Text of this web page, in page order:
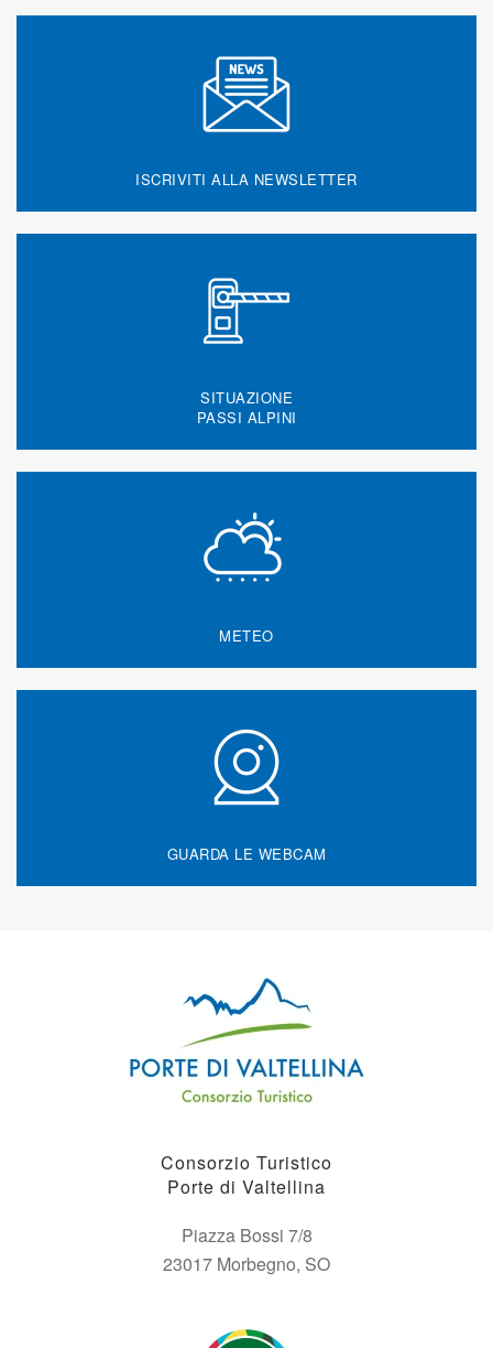
ISCRIVITI ALLA NEWSLETTER
SITUAZIONE
PASSI ALPINI
METEO
GUARDA LE WEBCAM
Consorzio Turistico
Porte di Valtellina
Piazza Bossi 7/8
23017 Morbegno, SO